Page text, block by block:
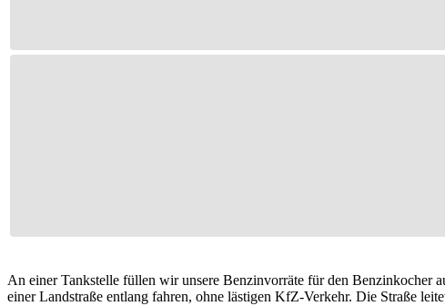
An einer Tankstelle füllen wir unsere Benzinvorräte für den Benzinkocher
einer Landstraße entlang fahren, ohne lästigen KfZ-Verkehr. Die Straße